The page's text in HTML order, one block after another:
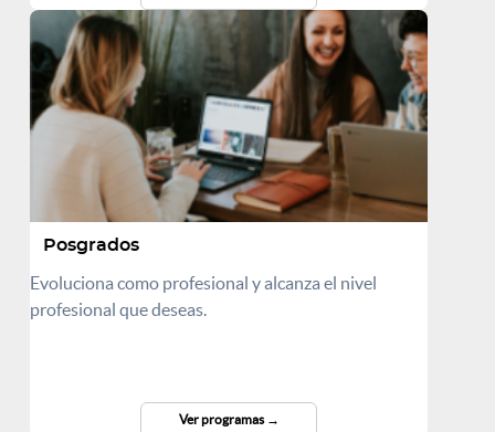
Posgrados
Evoluciona como profesional y alcanza el nivel
profesional que deseas.
Ver programas